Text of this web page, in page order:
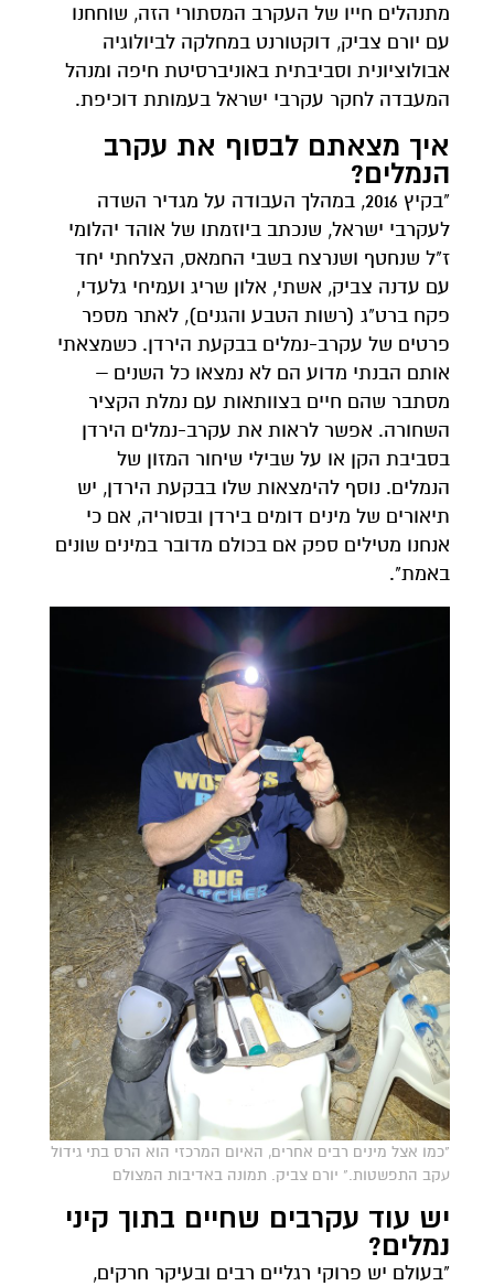
מתנהלים חייו של העקרב המסתורי הזה, שוחחנו
עם יורם צביק, דוקטורנט במחלקה לביולוגיה
אבולוציונית וסביבתית באוניברסיטת חיפה ומנהל
המעבדה לחקר עקרבי ישראל בעמותת דוכיפת.
איך מצאתם לבסוף את עקרב
הנמלים?
"בקיץ 2016, במהלך העבודה על מגדיר השדה
לעקרבי ישראל, שנכתב ביוזמתו של אוהד יהלומי
ז"ל שנחטף ושנרצח בשבי החמאס, הצלחתי יחד
עם עדנה צביק, אשתי, אלון שריג ועמיחי גלעדי,
פקח ברט"ג (רשות הטבע והגנים), לאתר מספר
פרטים של עקרב-נמלים בבקעת הירדן. כשמצאתי
אותם הבנתי מדוע הם לא נמצאו כל השנים –
מסתבר שהם חיים בצוותאות עם נמלת הקציר
השחורה. אפשר לראות את עקרב-נמלים הירדן
בסביבת הקן או על שבילי שיחור המזון של
הנמלים. נוסף להימצאות שלו בבקעת הירדן, יש
תיאורים של מינים דומים בירדן ובסוריה, אם כי
אנחנו מטילים ספק אם בכולם מדובר במינים שונים
באמת".
"כמו אצל מינים רבים אחרים, האיום המרכזי הוא הרס בתי גידול
עקב התפשטות." יורם צביק. תמונה באדיבות המצולם
יש עוד עקרבים שחיים בתוך קיני
נמלים?
"בעולם יש פרוקי רגליים רבים ובעיקר חרקים,